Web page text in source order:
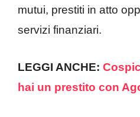
mutui, prestiti in atto
servizi finanziari.
LEGGI ANCHE:
hai un prestito con